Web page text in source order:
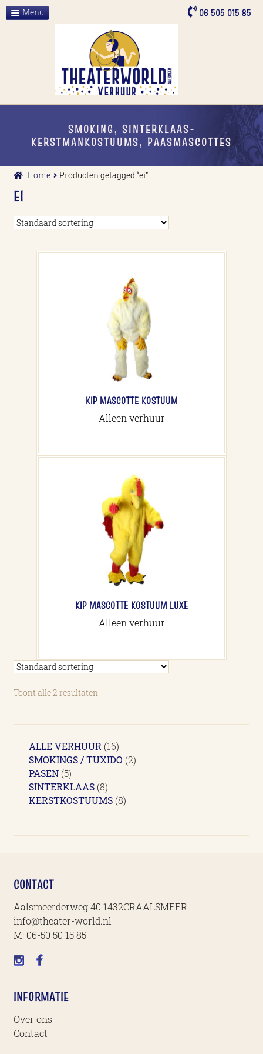
06 505 015 85
Ga
GaMenu
ALLE VERHUUR
SMOKING, SINTERKLAAS-
KERSTMANKOSTUUMS, PAASMASCOTTES
Home Producten getagged “ei”
EI
KIP MASCOTTE KOSTUUM
Alleen verhuur
KIP MASCOTTE KOSTUUM LUXE
Alleen verhuur
Toont alle 2 resultaten
ALLE VERHUUR 1616
producten
SMOKINGS / TUXIDO 22
PASEN 55
producten
SINTERKLAAS 88
producten
KERSTKOSTUUMS 88
CONTACT
Aalsmeerderweg 40 1432CRAALSMEER
info@theater-world.nl
M: 06-50 50 15 85
INFORMATIE
Over ons
Contact